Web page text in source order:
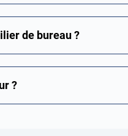
de bureau ?
?